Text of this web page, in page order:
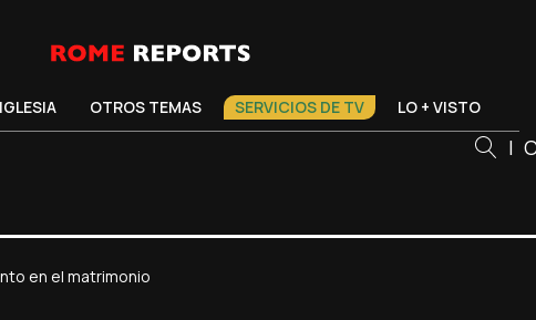
IGLESIA OTROS TEMAS SERVICIOS DE TV LO + VISTO
|
en el matrimonio